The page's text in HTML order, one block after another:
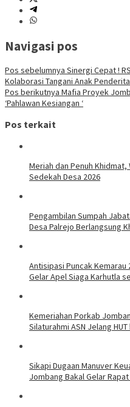
Navigasi pos
Pos sebelumnya Sinergi Cepat !
Kolaborasi Tangani Anak
Pos berikutnya Mafia Proyek
‘Pahlawan Kesiangan ‘
Pos terkait
Meriah dan Penuh
Sedekah Desa 2026
Pengambilan Sumpah
Desa Palrejo Berlangsung
Antisipasi Puncak
Gelar Apel Siaga Karhutla
Kemeriahan Porkab
Silaturahmi ASN Jelang HUT
Sikapi Dugaan Manuver
Jombang Bakal Gelar